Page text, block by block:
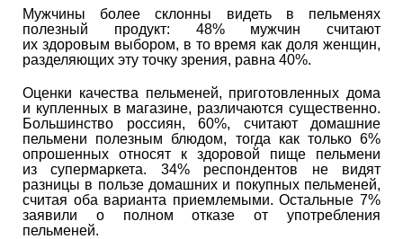
Мужчины более склонны видеть в пельменях
полезный продукт: 48% мужчин считают
их здоровым выбором, в то время как доля женщин,
разделяющих эту точку зрения, равна 40%.
Оценки качества пельменей, приготовленных дома
и купленных в магазине, различаются существенно.
Большинство россиян, 60%, считают домашние
пельмени полезным блюдом, тогда как только 6%
опрошенных относят к здоровой пище пельмени
из супермаркета. 34% респондентов не видят
разницы в пользе домашних и покупных пельменей,
считая оба варианта приемлемыми. Остальные 7%
заявили о полном отказе от употребления
пельменей.